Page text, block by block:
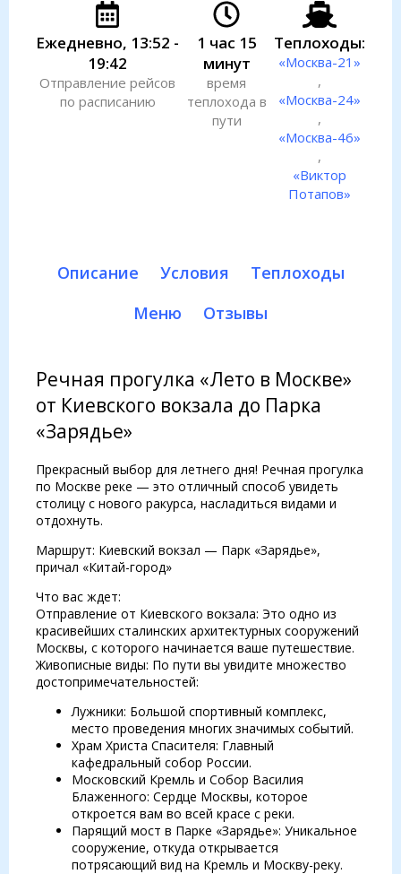
Ежедневно, 13:52 -
19:42
Отправление рейсов
по расписанию
1 час 15
минут
время
теплохода в
пути
Теплоходы:
«Москва-21»
,
«Москва-24»
,
«Москва-46»
,
«Виктор
Потапов»
Описание Условия
Теплоходы
Меню
Отзывы
Речная прогулка «Лето в Москве»
от Киевского вокзала до Парка
«Зарядье»
Прекрасный выбор для летнего дня! Речная прогулка
по Москве реке — это отличный способ увидеть
столицу с нового ракурса, насладиться видами и
отдохнуть.
Маршрут: Киевский вокзал — Парк «Зарядье»,
причал «Китай-город»
Что вас ждет:
Отправление от Киевского вокзала: Это одно из
красивейших сталинских архитектурных сооружений
Москвы, с которого начинается ваше путешествие.
Живописные виды: По пути вы увидите множество
достопримечательностей:
Лужники: Большой спортивный комплекс,
место проведения многих значимых событий.
Храм Христа Спасителя: Главный
кафедральный собор России.
Московский Кремль и Собор Василия
Блаженного: Сердце Москвы, которое
откроется вам во всей красе с реки.
Парящий мост в Парке «Зарядье»: Уникальное
сооружение, откуда открывается
потрясающий вид на Кремль и Москву-реку.